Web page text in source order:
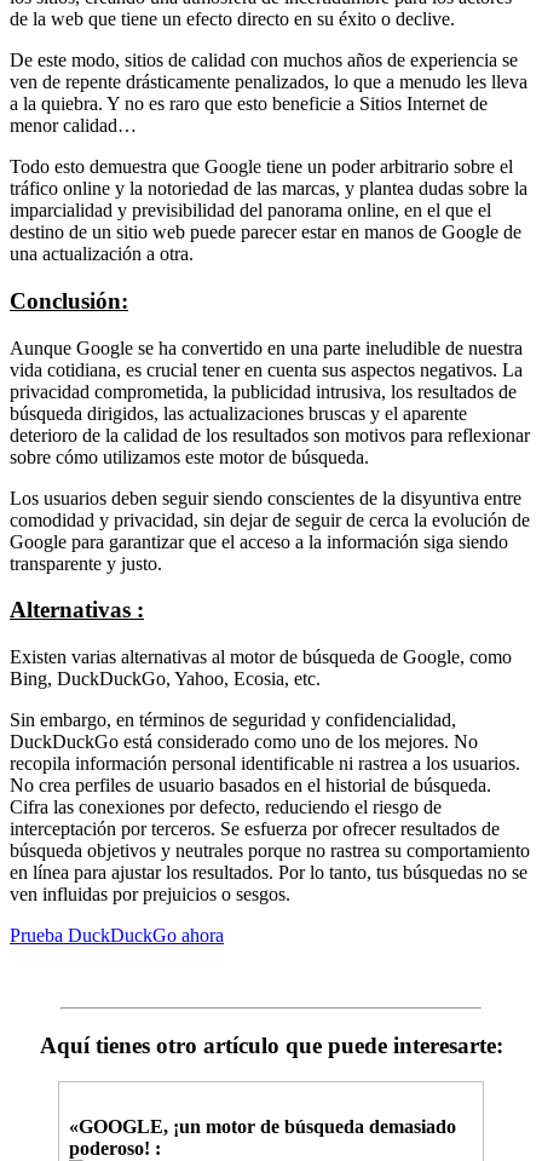
de la web que tiene un efecto directo en su éxito o declive.
De este modo, sitios de calidad con muchos años de experiencia se
ven de repente drásticamente penalizados, lo que a menudo les lleva
a la quiebra. Y no es raro que esto beneficie a Sitios Internet de
menor calidad…
Todo esto demuestra que Google tiene un poder arbitrario sobre el
tráfico online y la notoriedad de las marcas, y plantea dudas sobre la
imparcialidad y previsibilidad del panorama online, en el que el
destino de un sitio web puede parecer estar en manos de Google de
una actualización a otra.
Conclusión:
Aunque Google se ha convertido en una parte ineludible de nuestra
vida cotidiana, es crucial tener en cuenta sus aspectos negativos. La
privacidad comprometida, la publicidad intrusiva, los resultados de
búsqueda dirigidos, las actualizaciones bruscas y el aparente
deterioro de la calidad de los resultados son motivos para reflexionar
sobre cómo utilizamos este motor de búsqueda.
Los usuarios deben seguir siendo conscientes de la disyuntiva entre
comodidad y privacidad, sin dejar de seguir de cerca la evolución de
Google para garantizar que el acceso a la información siga siendo
transparente y justo.
Alternativas :
Existen varias alternativas al motor de búsqueda de Google, como
Bing, DuckDuckGo, Yahoo, Ecosia, etc.
Sin embargo, en términos de seguridad y confidencialidad,
DuckDuckGo está considerado como uno de los mejores. No
recopila información personal identificable ni rastrea a los usuarios.
No crea perfiles de usuario basados en el historial de búsqueda.
Cifra las conexiones por defecto, reduciendo el riesgo de
interceptación por terceros. Se esfuerza por ofrecer resultados de
búsqueda objetivos y neutrales porque no rastrea su comportamiento
en línea para ajustar los resultados. Por lo tanto, tus búsquedas no se
ven influidas por prejuicios o sesgos.
Prueba DuckDuckGo ahora
Aquí tienes otro artículo que puede interesarte:
«GOOGLE, ¡un motor de búsqueda demasiado
poderoso! :